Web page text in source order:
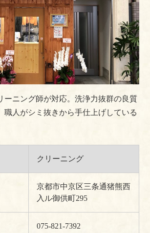
ーニング師が対応。洗浄力抜群の良質
職人がシミ抜きから手仕上げしている
クリーニング
京都市中京区三条通猪熊西
入ル御供町295
075-821-7392